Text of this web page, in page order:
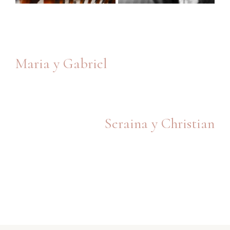
Maria y Gabriel
Seraina y Christian